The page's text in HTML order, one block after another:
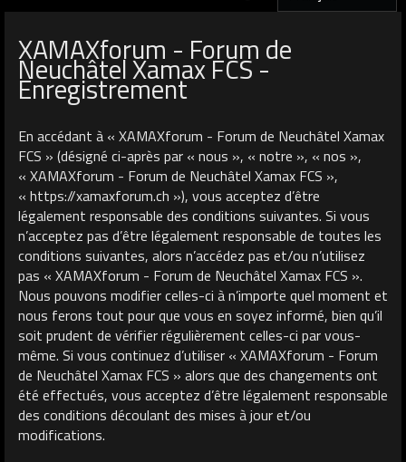
XAMAXforum - Forum de
Neuchâtel Xamax FCS -
Enregistrement
En accédant à « XAMAXforum - Forum de Neuchâtel Xamax
FCS » (désigné ci-après par « nous », « notre », « nos »,
« XAMAXforum - Forum de Neuchâtel Xamax FCS »,
« https://xamaxforum.ch »), vous acceptez d’être
légalement responsable des conditions suivantes. Si vous
n’acceptez pas d’être légalement responsable de toutes les
conditions suivantes, alors n’accédez pas et/ou n’utilisez
pas « XAMAXforum - Forum de Neuchâtel Xamax FCS ».
Nous pouvons modifier celles-ci à n’importe quel moment et
nous ferons tout pour que vous en soyez informé, bien qu’il
soit prudent de vérifier régulièrement celles-ci par vous-
même. Si vous continuez d’utiliser « XAMAXforum - Forum
de Neuchâtel Xamax FCS » alors que des changements ont
été effectués, vous acceptez d’être légalement responsable
des conditions découlant des mises à jour et/ou
modifications.